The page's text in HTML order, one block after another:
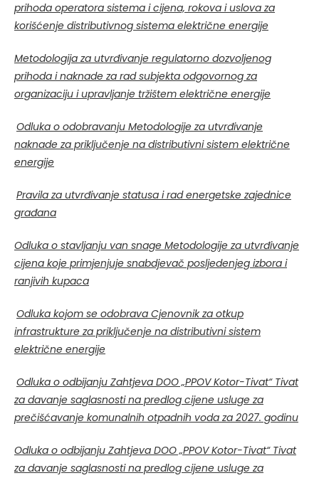
prihoda operatora sistema i cijena, rokova i uslova za
korišćenje distributivnog sistema električne energije
Metodologija za utvrđivanje regulatorno dozvoljenog
prihoda i naknade za rad subjekta odgovornog za
organizaciju i upravljanje tržištem električne energije
Odluka o odobravanju Metodologije za utvrđivanje
naknade za priključenje na distributivni sistem električne
energije
Pravila za utvrđivanje statusa i rad energetske zajednice
građana
Odluka o stavljanju van snage Metodologije za utvrđivanje
cijena koje primjenjuje snabdjevač posljedenjeg izbora i
ranjivih kupaca
Odluka kojom se odobrava Cjenovnik za otkup
infrastrukture za priključenje na distributivni sistem
električne energije
Odluka o odbijanju Zahtjeva DOO „PPOV Kotor-Tivat“ Tivat
za davanje saglasnosti na predlog cijene usluge za
prečišćavanje komunalnih otpadnih voda za 2027. godinu
Odluka o odbijanju Zahtjeva DOO „PPOV Kotor-Tivat“ Tivat
za davanje saglasnosti na predlog cijene usluge za